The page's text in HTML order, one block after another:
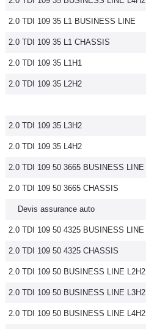
2.0 TDI 109 35 L1 BUSINESS LINE
2.0 TDI 109 35 L1 CHASSIS
2.0 TDI 109 35 L1H1
2.0 TDI 109 35 L2H2
2.0 TDI 109 35 L3H2
2.0 TDI 109 35 L4H2
2.0 TDI 109 50 3665 BUSINESS LINE
2.0 TDI 109 50 3665 CHASSIS
Devis assurance auto
2.0 TDI 109 50 4325 BUSINESS LINE
2.0 TDI 109 50 4325 CHASSIS
2.0 TDI 109 50 BUSINESS LINE L2H2
2.0 TDI 109 50 BUSINESS LINE L3H2
2.0 TDI 109 50 BUSINESS LINE L4H2